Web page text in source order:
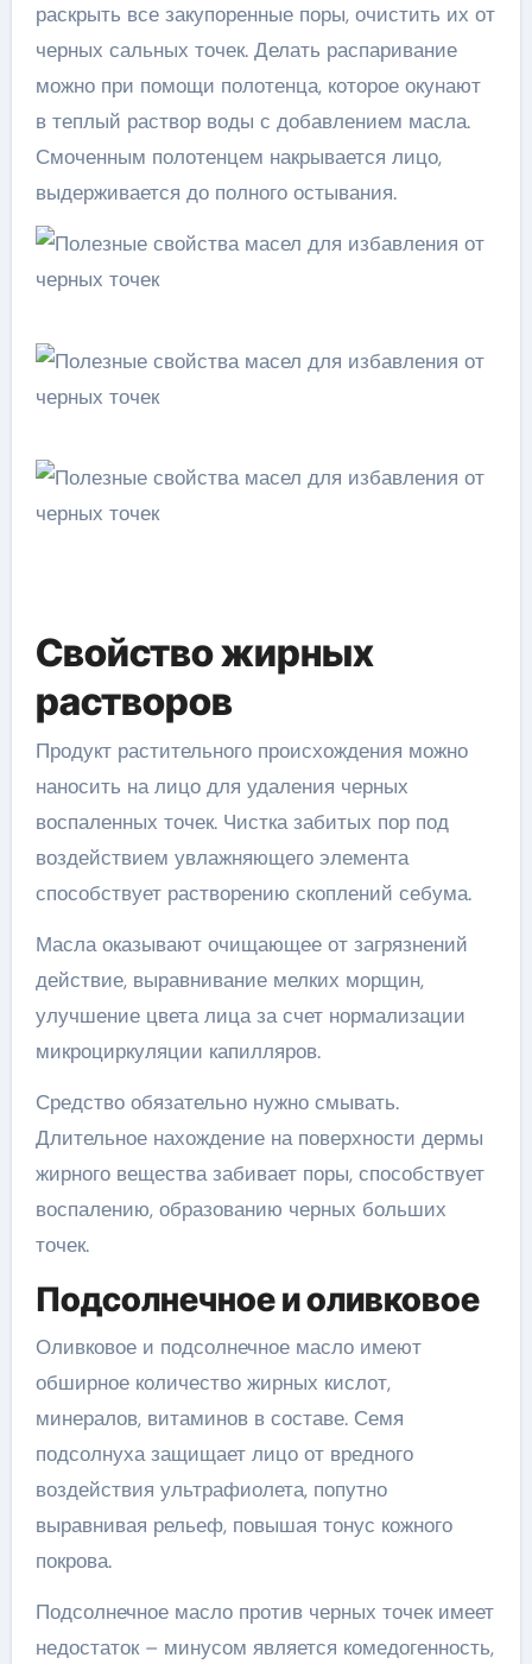
раскрыть все закупоренные поры, очистить их от
черных сальных точек. Делать распаривание
можно при помощи полотенца, которое окунают
в теплый раствор воды с добавлением масла.
Смоченным полотенцем накрывается лицо,
выдерживается до полного остывания.
Свойство жирных
растворов
Продукт растительного происхождения можно
наносить на лицо для удаления черных
воспаленных точек. Чистка забитых пор под
воздействием увлажняющего элемента
способствует растворению скоплений себума.
Масла оказывают очищающее от загрязнений
действие, выравнивание мелких морщин,
улучшение цвета лица за счет нормализации
микроциркуляции капилляров.
Средство обязательно нужно смывать.
Длительное нахождение на поверхности дермы
жирного вещества забивает поры, способствует
воспалению, образованию черных больших
точек.
Подсолнечное и оливковое
Оливковое и подсолнечное масло имеют
обширное количество жирных кислот,
минералов, витаминов в составе. Семя
подсолнуха защищает лицо от вредного
воздействия ультрафиолета, попутно
выравнивая рельеф, повышая тонус кожного
покрова.
Подсолнечное масло против черных точек имеет
недостаток – минусом является комедогенность,